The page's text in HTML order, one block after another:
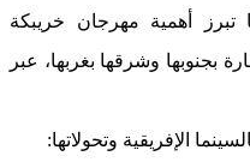
تبرز أهمية مهرجان خريبكة
بجنوبها وشرقها بغربها، عبر
الإفريقية وتحولاتها: